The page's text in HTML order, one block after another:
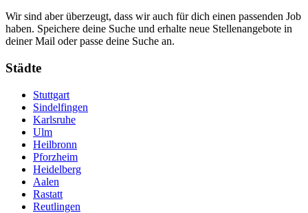
Wir sind aber überzeugt, dass wir auch für dich einen passenden Job
haben. Speichere deine Suche und erhalte neue Stellenangebote in
deiner Mail oder passe deine Suche an.
Städte
Stuttgart
Sindelfingen
Karlsruhe
Ulm
Heilbronn
Pforzheim
Heidelberg
Aalen
Rastatt
Reutlingen